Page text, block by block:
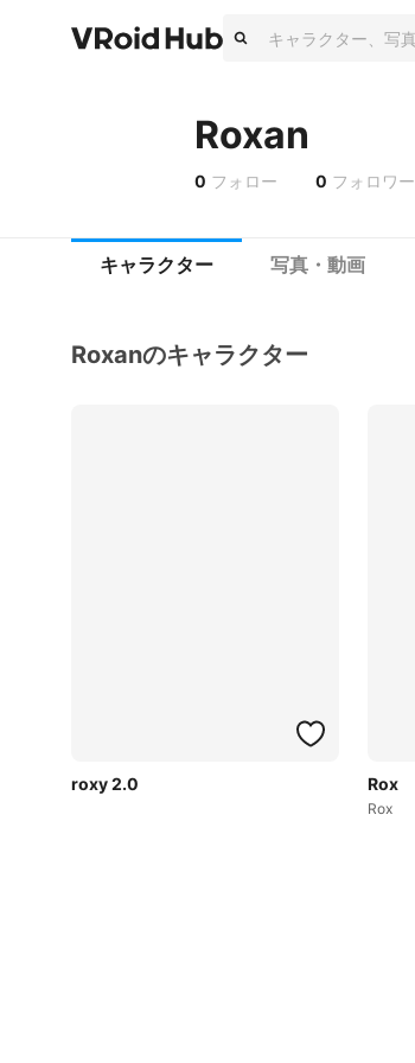
Roxan
0 フォロー 0 フォロワー
キャラクター 写真・動画
Roxanのキャラクター
roxy 2.0 Rox
Rox